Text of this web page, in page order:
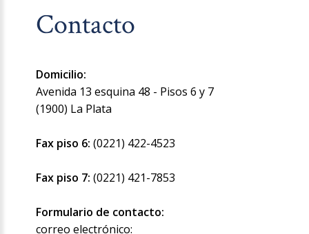
Contacto
Domicilio:
Avenida 13 esquina 48 - Pisos 6 y 7
(1900) La Plata
Fax piso 6: (0221) 422-4523
Fax piso 7: (0221) 421-7853
Formulario de contacto:
correo electrónico: